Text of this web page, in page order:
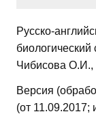
Русско-
Чибисова О.И.,
Версия
(от 11.09.2017;